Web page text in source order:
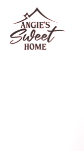
contenu